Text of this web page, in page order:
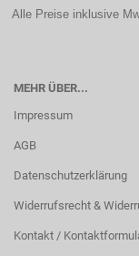
Alle Preise inklusive
MEHR ÜBER...
Impressum
AGB
Datenschutzerklärung
Widerrufsrecht &
Kontakt /